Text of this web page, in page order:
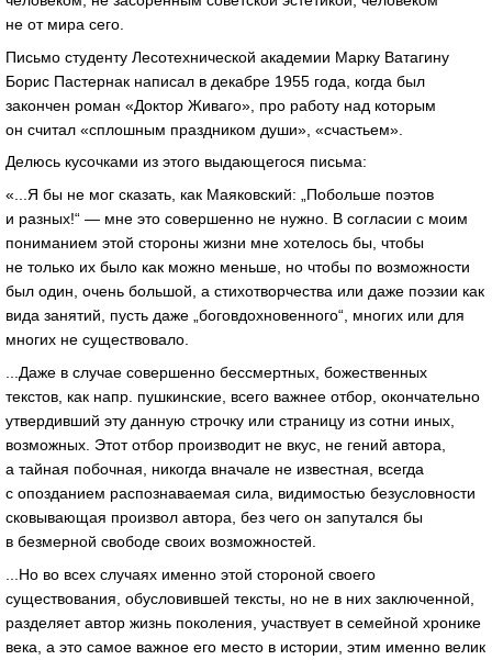
не от мира сего.
Письмо студенту Лесотехнической академии Марку Ватагину
Борис Пастернак написал в декабре 1955 года, когда был
закончен роман «Доктор Живаго», про работу над которым
он считал «сплошным праздником души», «счастьем».
Делюсь кусочками из этого выдающегося письма:
«...Я бы не мог сказать, как Маяковский: „Побольше поэтов
и разных!“ — мне это совершенно не нужно. В согласии с моим
пониманием этой стороны жизни мне хотелось бы, чтобы
не только их было как можно меньше, но чтобы по возможности
был один, очень большой, а стихотворчества или даже поэзии как
вида занятий, пусть даже „боговдохновенного“, многих или для
многих не существовало.
...Даже в случае совершенно бессмертных, божественных
текстов, как напр. пушкинские, всего важнее отбор, окончательно
утвердивший эту данную строчку или страницу из сотни иных,
возможных. Этот отбор производит не вкус, не гений автора,
а тайная побочная, никогда вначале не известная, всегда
с опозданием распознаваемая сила, видимостью безусловности
сковывающая произвол автора, без чего он запутался бы
в безмерной свободе своих возможностей.
...Но во всех случаях именно этой стороной своего
существования, обусловившей тексты, но не в них заключенной,
разделяет автор жизнь поколения, участвует в семейной хронике
века, а это самое важное его место в истории, этим именно велик